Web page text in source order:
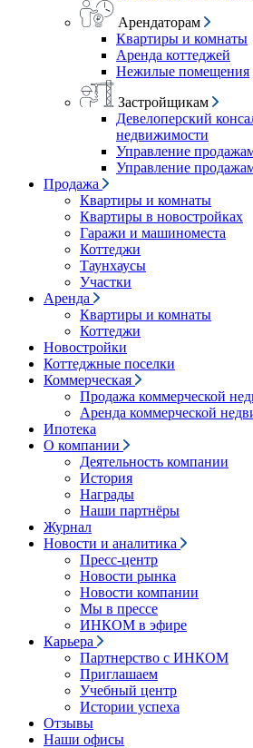
Арендаторам
Квартиры и комнаты
Аренда коттеджей
Нежилые помещения
Застройщикам
Девелоперский
недвижимости
Управление
Управление
Продажа
Квартиры и комнаты
Квартиры в новостройках
Гаражи и машиноместа
Коттеджи
Таунхаусы
Участки
Аренда
Квартиры и комнаты
Коттеджи
Новостройки
Коттеджные поселки
Коммерческая
Продажа коммерческой
Аренда коммерческой
Ипотека
О компании
Деятельность компании
История
Награды
Наши партнёры
Журнал
Новости и аналитика
Пресс-центр
Новости рынка
Новости компании
Мы в прессе
ИНКОМ в эфире
Карьера
Партнерство с ИНКОМ
Приглашаем
Учебный центр
Истории успеха
Отзывы
Наши офисы